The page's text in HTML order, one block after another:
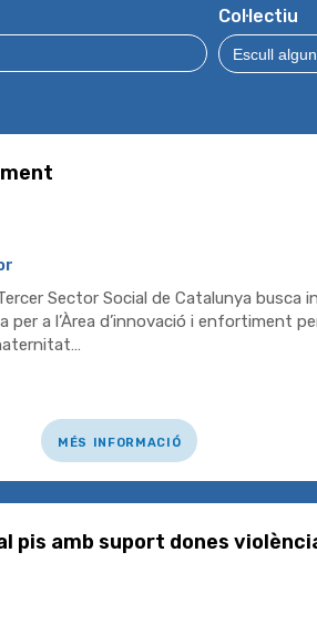
Col·lectiu
Sector Social de Catalunya busca
per a l’Àrea d’innovació i enfortiment
més informació
pis amb suport dones